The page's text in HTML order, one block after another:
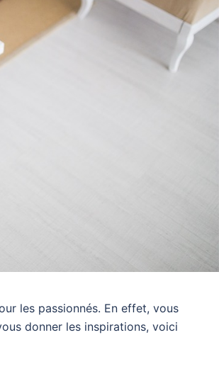
les passionnés. En effet, vous
donner les inspirations, voici